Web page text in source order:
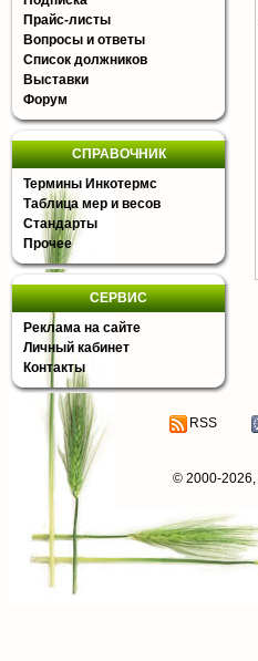
Прайс-листы
Вопросы и ответы
Список должников
Выставки
Форум
СПРАВОЧНИК
Термины Инкотермс
Таблица мер и весов
Стандарты
Прочее
СЕРВИС
Реклама на сайте
Личный кабинет
Контакты
RSS
© 2000-2026,